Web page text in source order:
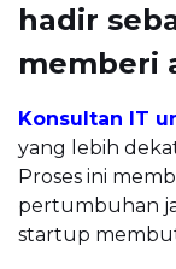
hadir
memberi
Konsultan IT
yang lebih
Proses ini
pertumbuhan
startup